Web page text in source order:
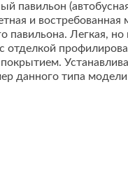
павильон
и востребованная
павильона. Легкая, но
отделкой
данного типа